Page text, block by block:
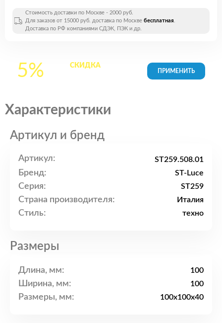
Стоимость доставки по Москве - 2000 руб.
Для заказов от 15000 руб. доставка по Москве бесплатная.
Доставка по РФ компаниями СДЭК, ПЭК и др.
5% СКИДКАна все
Характеристики
Артикул и бренд
Артикул: ST259.508.01
Бренд: ST-Luce
Серия: ST259
Страна производителя: Италия
Стиль: техно
Размеры
Длина, мм: 100
Ширина, мм: 100
Размеры, мм: 100x100x40